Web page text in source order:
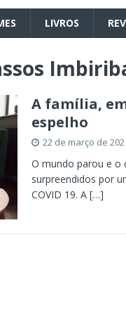
LIVROS
A família,
espelho
22 de março de
O mundo parou e o
surpreendidos por
COVID 19. A […]